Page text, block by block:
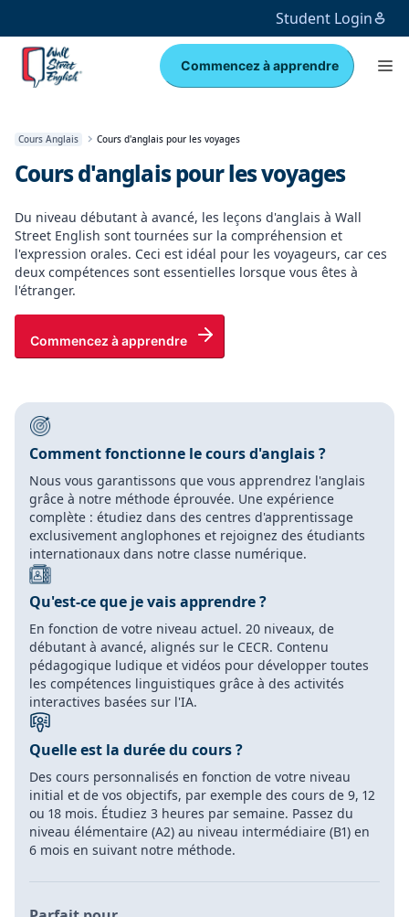
Student Login
Commencez à apprendre
Cours Anglais Cours d'anglais pour les voyages
Cours d'anglais pour les voyages
Du niveau débutant à avancé, les leçons d'anglais à Wall
Street English sont tournées sur la compréhension et
l'expression orales. Ceci est idéal pour les voyageurs, car ces
deux compétences sont essentielles lorsque vous êtes à
l'étranger.
Commencez à apprendre
Comment fonctionne le cours d'anglais ?
Nous vous garantissons que vous apprendrez l'anglais
grâce à notre méthode éprouvée. Une expérience
complète : étudiez dans des centres d'apprentissage
exclusivement anglophones et rejoignez des étudiants
internationaux dans notre classe numérique.
Qu'est-ce que je vais apprendre ?
En fonction de votre niveau actuel. 20 niveaux, de
débutant à avancé, alignés sur le CECR. Contenu
pédagogique ludique et vidéos pour développer toutes
les compétences linguistiques grâce à des activités
interactives basées sur l'IA.
Quelle est la durée du cours ?
Des cours personnalisés en fonction de votre niveau
initial et de vos objectifs, par exemple des cours de 9, 12
ou 18 mois. Étudiez 3 heures par semaine. Passez du
niveau élémentaire (A2) au niveau intermédiaire (B1) en
6 mois en suivant notre méthode.